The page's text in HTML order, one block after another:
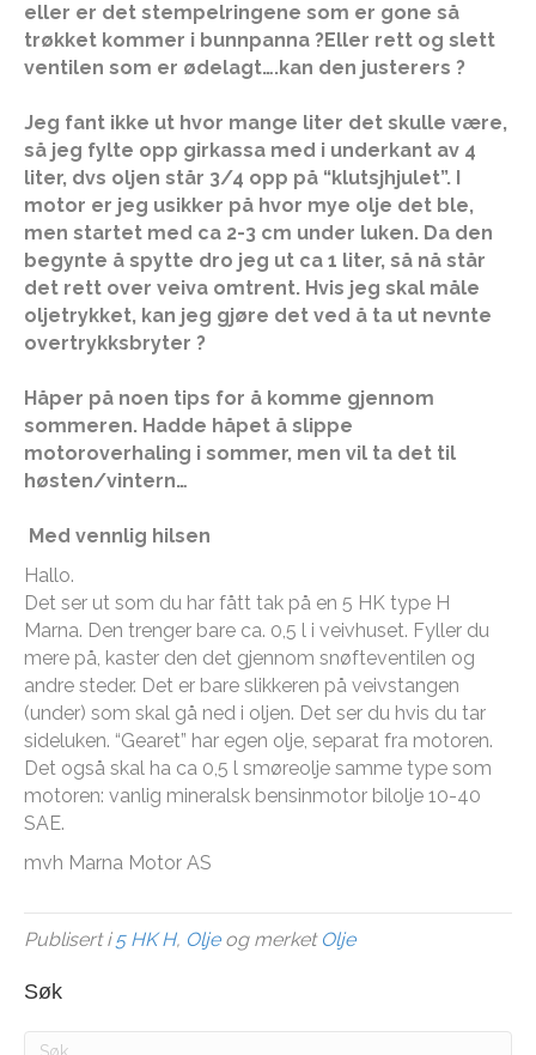
eller er det stempelringene som er gone så
trøkket kommer i bunnpanna ?Eller rett og slett
ventilen som er ødelagt….kan den justerers ?
Jeg fant ikke ut hvor mange liter det skulle være,
så jeg fylte opp girkassa med i underkant av 4
liter, dvs oljen står 3/4 opp på “klutsjhjulet”. I
motor er jeg usikker på hvor mye olje det ble,
men startet med ca 2-3 cm under luken. Da den
begynte å spytte dro jeg ut ca 1 liter, så nå står
det rett over veiva omtrent. Hvis jeg skal måle
oljetrykket, kan jeg gjøre det ved å ta ut nevnte
overtrykksbryter ?
Håper på noen tips for å komme gjennom
sommeren. Hadde håpet å slippe
motoroverhaling i sommer, men vil ta det til
høsten/vintern…
Med vennlig hilsen
Hallo.
Det ser ut som du har fått tak på en 5 HK type H
Marna. Den trenger bare ca. 0,5 l i veivhuset. Fyller du
mere på, kaster den det gjennom snøfteventilen og
andre steder. Det er bare slikkeren på veivstangen
(under) som skal gå ned i oljen. Det ser du hvis du tar
sideluken. “Gearet” har egen olje, separat fra motoren.
Det også skal ha ca 0,5 l smøreolje samme type som
motoren: vanlig mineralsk bensinmotor bilolje 10-40
SAE.
mvh Marna Motor AS
Publisert i5 HK H, Oljeog merket Olje
Søk